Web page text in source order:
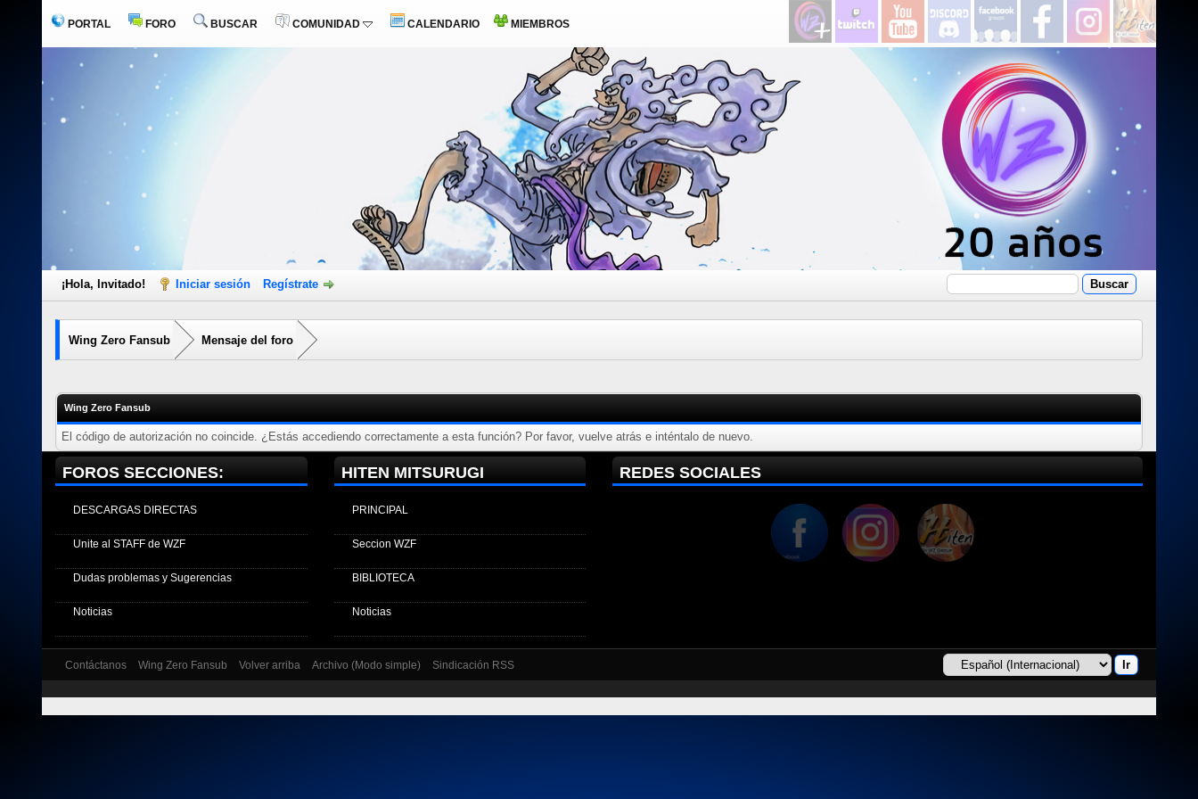
PORTAL FORO BUSCAR COMUNIDAD CALENDARIO MIEMBROS
¡Hola, Invitado! Iniciar sesión Regístrate
Wing Zero Fansub Mensaje del foro
Wing Zero Fansub
El código de autorización no coincide. ¿Estás accediendo correctamente a esta función? Por favor, vuelve atrás e inténtalo de nuevo.
FOROS SECCIONES:
DESCARGAS DIRECTAS
Unite al STAFF de WZF
Dudas problemas y Sugerencias
Noticias
HITEN MITSURUGI
PRINCIPAL
Seccion WZF
BIBLIOTECA
Noticias
REDES SOCIALES
Contáctanos Wing Zero Fansub Volver arriba Archivo (Modo simple) Sindicación RSS